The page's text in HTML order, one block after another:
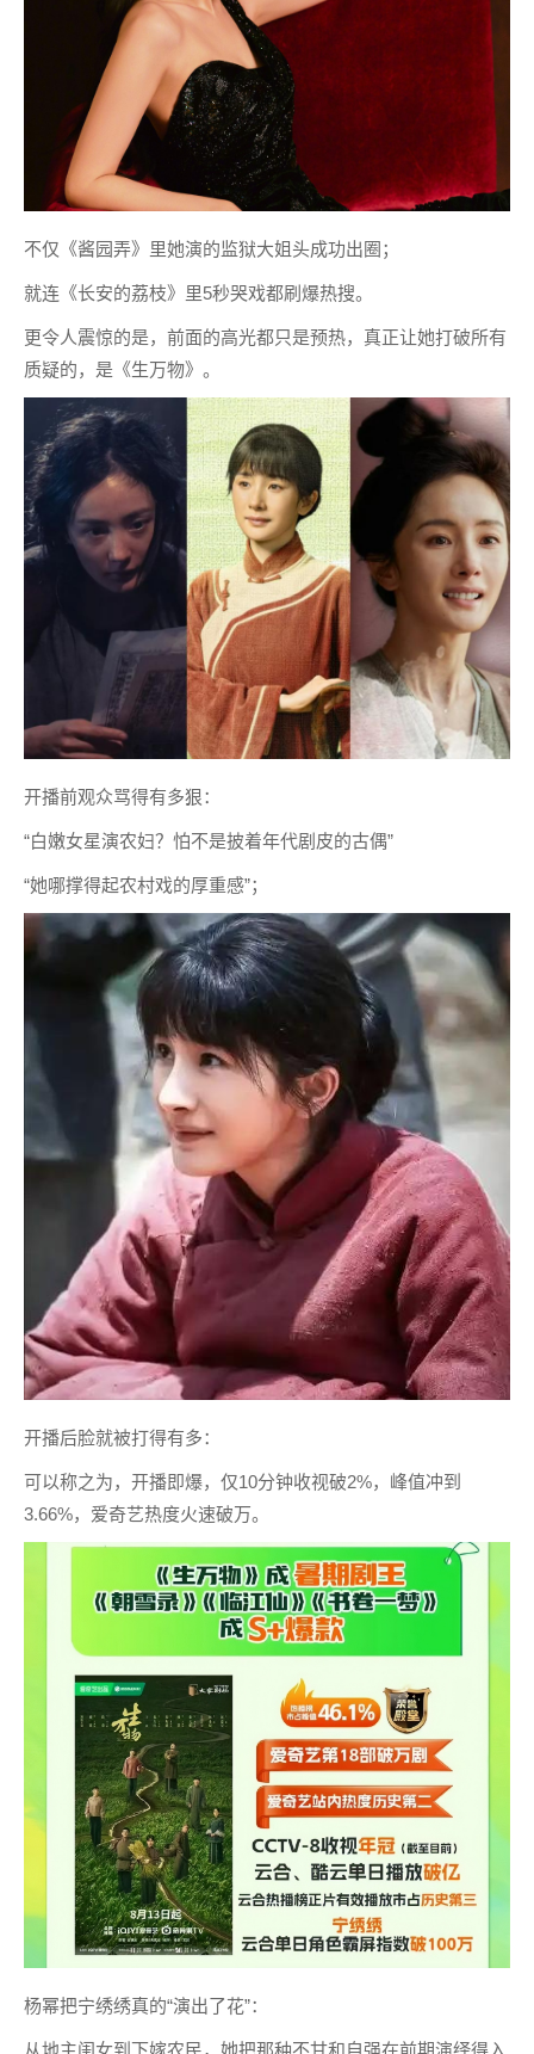
不仅《酱园弄》里她演的监狱大姐头成功出圈；
就连《长安的荔枝》里5秒哭戏都刷爆热搜。
更令人震惊的是，前面的高光都只是预热，真正让她打破所有
质疑的，是《生万物》。
开播前观众骂得有多狠：
“白嫩女星演农妇？怕不是披着年代剧皮的古偶”
“她哪撑得起农村戏的厚重感”；
开播后脸就被打得有多：
可以称之为，开播即爆，仅10分钟收视破2%，峰值冲到
3.66%，爱奇艺热度火速破万。
杨幂把宁绣绣真的“演出了花”：